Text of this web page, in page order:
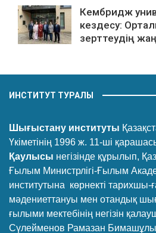
Кембридж
кездесу:
зерттеудің
ИНСТИТУТ ТУРАЛЫ
Шығыстану институты
Үкіметінің 1996 ж. 11-ші
Қаулысы негізінде құрылып,
Ғылым Министрлігі-Ғылым
институтына көрнекті тарихшы-
мәдениеттануы мен отандық
ғылыми мектебінің негізін
Сүлейменов Рамазан